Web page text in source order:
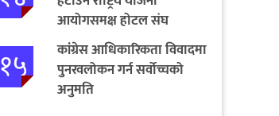
आयोगसमक्ष होटल संघ
बागमतीका पाँचबुँदे माग
१५
कांग्रेस आधिकारिकता विवादमा
पुनरवलोकन गर्न सर्वोच्चको
अनुमति